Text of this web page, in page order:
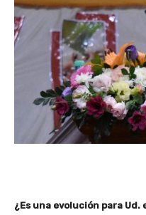
¿Es una evolución para